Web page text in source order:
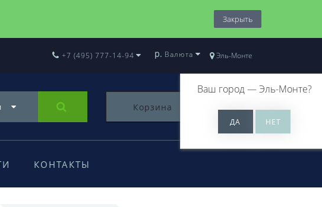
Закрыть
Эль-Монте
Ваш город —Эль-Монте?
+7 (495) 777-14-94 р. Валюта
Корзина 0
КОНТАКТЫ